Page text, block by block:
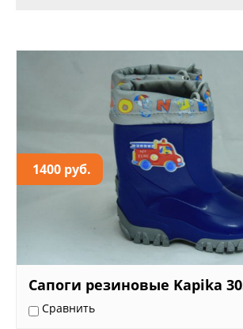
1400 руб.
Сапоги резиновые Kapika
Сравнить